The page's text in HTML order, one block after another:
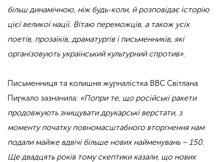
більш динамічною, ніж будь-коли, й розповідає історію
цієї великої нації. Вітаю переможців, а також усіх
поетів, прозаїків, драматургів і письменників, які
організовують український культурний спротив».
Письменниця та колишня журналістка BBC Світлана
Пиркало зазначила: «Попри те, що російські ракети
продовжують знищувати друкарські верстати, з
моменту початку повномасштабного вторгнення нам
подали майже вдвічі більше нових найменувань – 150.
Ще двадцять років тому скептики казали, що нових